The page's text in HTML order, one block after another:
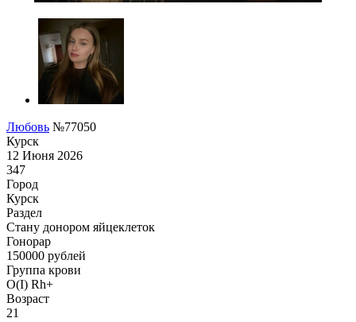
Любовь №77050
Курск
12 Июня 2026
347
Город
Курск
Раздел
Стану донором яйцеклеток
Гонoрар
150000 рублей
Группа крови
O(I) Rh+
Возраст
21